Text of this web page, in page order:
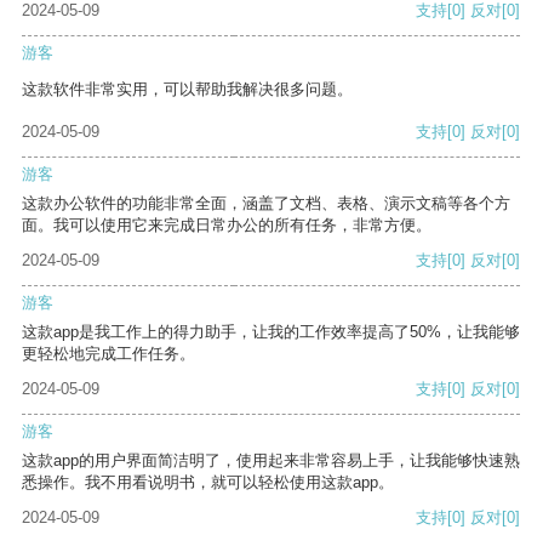
2024-05-09
支持[0] 反对[0]
游客
这款软件非常实用，可以帮助我解决很多问题。
2024-05-09 支持[0] 反对[0]
游客
这款办公软件的功能非常全面，涵盖了文档、表格、演示文稿等各个方
面。我可以使用它来完成日常办公的所有任务，非常方便。
2024-05-09
支持[0] 反对[0]
游客
这款app是我工作上的得力助手，让我的工作效率提高了50%，让我能够
更轻松地完成工作任务。
2024-05-09
支持[0] 反对[0]
游客
这款app的用户界面简洁明了，使用起来非常容易上手，让我能够快速熟
悉操作。我不用看说明书，就可以轻松使用这款app。
2024-05-09
支持[0] 反对[0]